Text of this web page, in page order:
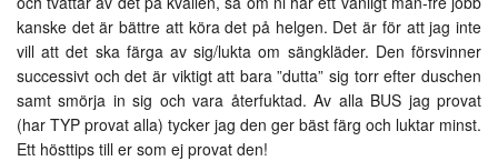
kanske det är bättre att köra det på helgen. Det är för att jag inte
vill att det ska färga av sig/lukta om sängkläder. Den försvinner
successivt och det är viktigt att bara ”dutta” sig torr efter duschen
samt smörja in sig och vara återfuktad. Av alla BUS jag provat
(har TYP provat alla) tycker jag den ger bäst färg och luktar minst.
Ett hösttips till er som ej provat den!